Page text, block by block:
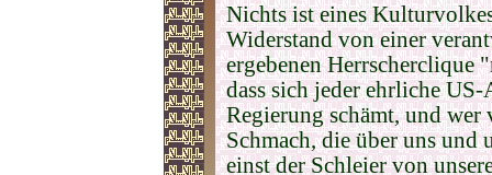
Nichts ist eines
Widerstand von einer
ergebenen Herrscherclique
dass sich jeder ehrliche
Regierung schämt, und wer
Schmach, die über uns und
einst der Schleier von